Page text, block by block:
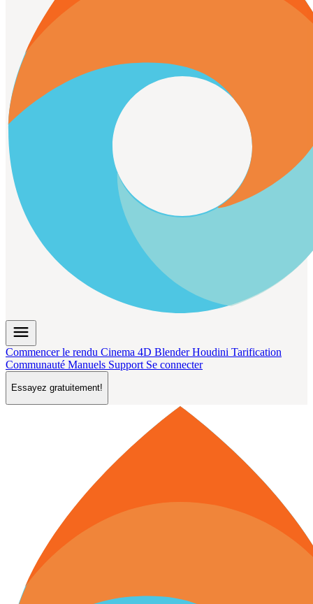
menu
Commencer le rendu Cinema 4D BlenderHoudini Tarification
Communauté Manuels Support Se connecter
Essayez gratuitement!